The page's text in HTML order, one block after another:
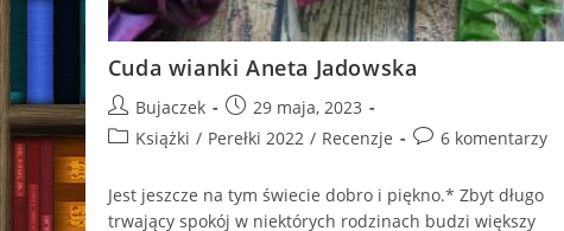
Cuda wianki Aneta Jadowska
Post
author:
Bujaczek
Post
published:
29 maja, 2023
PostKsiążki / Perełki 2022 / Recenzje
Post6 komentarzy
Jest jeszcze na tym świecie dobro i piękno.* Zbyt długo
trwający spokój w niektórych rodzinach budzi większy